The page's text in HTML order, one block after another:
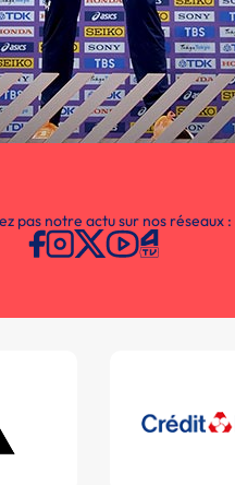
pas notre actu sur nos réseaux :